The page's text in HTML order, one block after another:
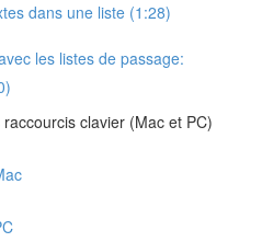
dans une liste (1:28)
les listes de passage:
clavier (Mac et PC)